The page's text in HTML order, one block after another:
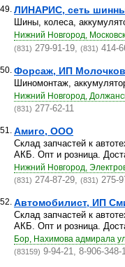
49. ЛИНАРИС, сеть
Шины, колеса,
Нижний Новгород,
(831) 279-91-19, (831) 414-
50. Форсаж, ИП
Шиномонтаж,
Нижний Новгород,
(831) 277-62-11
51. Амиго, ООО
Склад запчастей к
АКБ. Опт и розница.
Нижний Новгород,
(831) 274-87-29, (831) 275-
52. Автомобилист, ИП
Склад запчастей к
АКБ. Опт и розница.
Бор, Нахимова адмирала
(83159) 9-94-21, 8-906-348-